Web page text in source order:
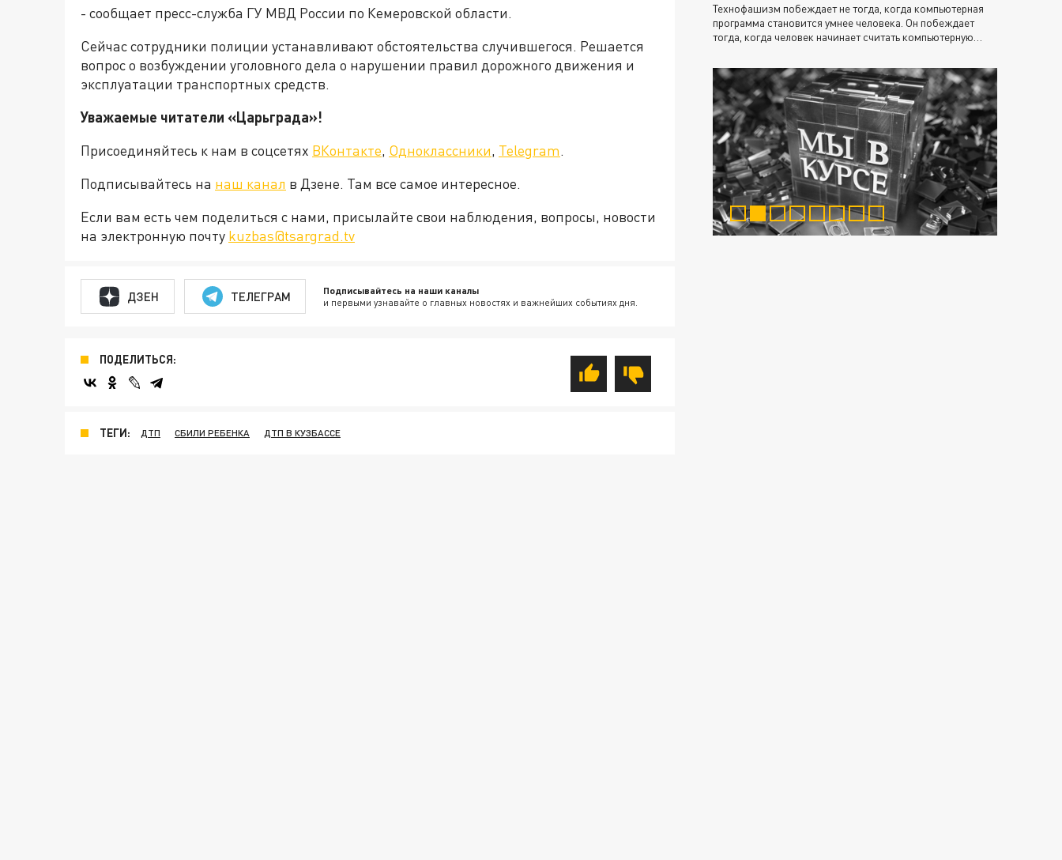
- сообщает пресс-служба ГУ МВД России по Кемеровской области.
Сейчас сотрудники полиции устанавливают обстоятельства случившегося. Решается
вопрос о возбуждении уголовного дела о нарушении правил дорожного движения и
эксплуатации транспортных средств.
Уважаемые читатели «Царьграда»!
Присоединяйтесь к нам в соцсетях ВКонтакте, Одноклассники, Telegram.
Подписывайтесь на наш канал в Дзене. Там все самое интересное.
Если вам есть чем поделиться с нами, присылайте свои наблюдения, вопросы, новости
на электронную почту kuzbas@tsargrad.tv
ДЗЕН ТЕЛЕГРАМ Подписывайтесь на наши каналы
и первыми узнавайте о главных новостях и важнейших событиях дня.
ПОДЕЛИТЬСЯ:
ТЕГИ: ДТП СБИЛИ РЕБЕНКА ДТП В КУЗБАССЕ
Технофашизм побеждает не тогда, когда компьютерная
программа становится умнее человека. Он побеждает
тогда, когда человек начинает считать компьютерную